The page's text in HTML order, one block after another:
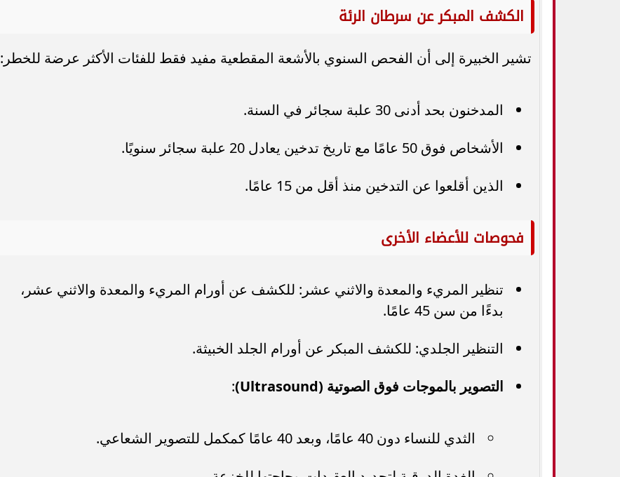
الكشف المبكر عن سرطان الرئة
تشير الخبيرة إلى أن الفحص السنوي بالأشعة المقطعية مفيد فقط للفئات الأكثر عرضة للخطر:
المدخنون بحد أدنى 30 علبة سجائر في السنة.
الأشخاص فوق 50 عامًا مع تاريخ تدخين يعادل 20 علبة سجائر سنويًا.
الذين أقلعوا عن التدخين منذ أقل من 15 عامًا.
فحوصات للأعضاء الأخرى
تنظير المريء والمعدة والاثني عشر: للكشف عن أورام المريء والمعدة والاثني عشر،
بدءًا من سن 45 عامًا.
التنظير الجلدي: للكشف المبكر عن أورام الجلد الخبيثة.
التصوير بالموجات فوق الصوتية (Ultrasound)
:
الثدي للنساء دون 40 عامًا، وبعد 40 عامًا كمكمل للتصوير الشعاعي.